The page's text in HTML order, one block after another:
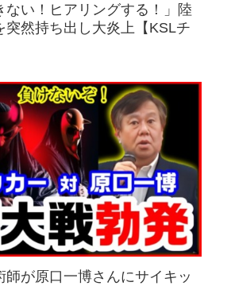
ない！ヒアリングする！」陸
突然持ち出し大炎上【KSLチ
師が原口一博さんにサイキッ